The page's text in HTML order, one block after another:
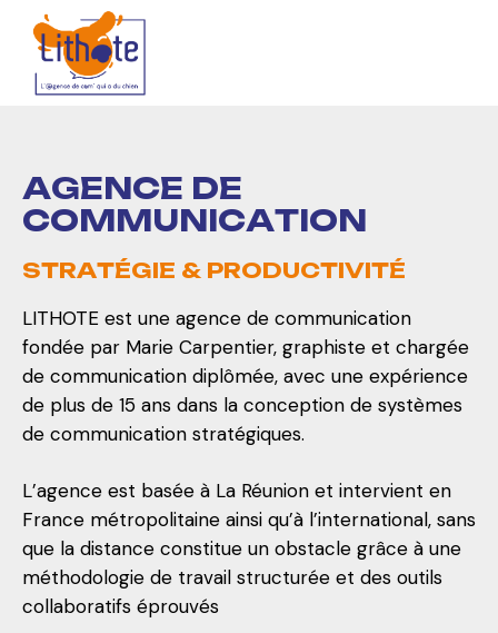
AGENCE DE
COMMUNICATION
STRATÉGIE & PRODUCTIVITÉ
LITHOTE est une agence de communication
fondée par Marie Carpentier, graphiste et chargée
de communication diplômée, avec une expérience
de plus de 15 ans dans la conception de systèmes
de communication stratégiques.
L’agence est basée à La Réunion et intervient en
France métropolitaine ainsi qu’à l’international, sans
que la distance constitue un obstacle grâce à une
méthodologie de travail structurée et des outils
collaboratifs éprouvés